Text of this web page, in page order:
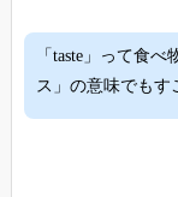
「taste」って食
ス」の意味でもす